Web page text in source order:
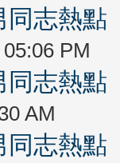
同志熱
PM
同志熱
AM
同志熱